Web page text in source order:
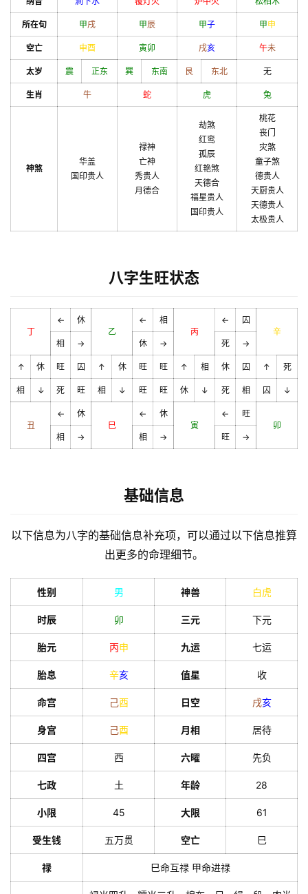
所在旬 甲戌 甲辰 甲子 甲申
空亡 申酉 寅卯 戌亥 午未
太岁 震 正东 巽 东南 艮 东北 无
生肖 牛 蛇 虎 兔
神煞
华盖
国印贵人
禄神
亡神
秀贵人
月德合
劫煞
红鸾
孤辰
红艳煞
天德合
福星贵人
国印贵人
桃花
丧门
灾煞
童子煞
德贵人
天厨贵人
天德贵人
太极贵人
八字生旺状态
丁
←
休
乙
←
相
丙
←
囚
辛
相
→ 休 → 死 →
↑ 休 旺 囚 ↑ 休 旺 旺 ↑ 相 休 囚 ↑ 死
相 ↓ 死 旺 相 ↓ 旺 旺 休 ↓ 死 相 囚 ↓
丑
←
休
巳
←
休
寅
←
旺
卯
相
→ 相 → 旺 →
基础信息
以下信息为八字的基础信息补充项，可以通过以下信息推算
出更多的命理细节。
性别 男 神兽 白虎
时辰 卯 三元 下元
胎元 丙申 九运 七运
胎息 辛亥 值星 收
命宫 己酉 日空 戌亥
身宫 己酉 月相 居待
四宫 西 六曜 先负
七政 土 年龄 28
小限 45 大限 61
受生钱 五万贯 空亡 巳
禄 巳命互禄 甲命进禄